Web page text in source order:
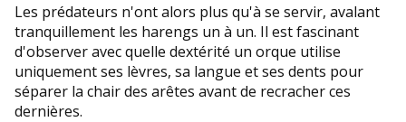
Les prédateurs n'ont alors plus qu'à se servir, avalant
tranquillement les harengs un à un. Il est fascinant
d'observer avec quelle dextérité un orque utilise
uniquement ses lèvres, sa langue et ses dents pour
séparer la chair des arêtes avant de recracher ces
dernières.